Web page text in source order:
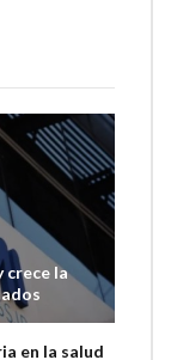
crece la
en la salud